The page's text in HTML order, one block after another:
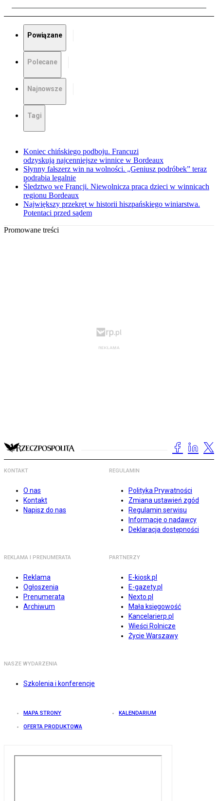
Powiązane
Polecane
Najnowsze
Tagi
Koniec chińskiego podboju. Francuzi
odzyskują najcenniejsze winnice w Bordeaux
Słynny fałszerz win na wolności. „Geniusz podróbek” teraz
podrabia legalnie
Śledztwo we Francji. Niewolnicza praca dzieci w winnicach
regionu Bordeaux
Największy przekręt w historii hiszpańskiego winiarstwa.
Potentaci przed sądem
Promowane treści
KONTAKT
O nas
Kontakt
Napisz do nas
REGULAMIN
Polityka Prywatności
Zmiana ustawień zgód
Regulamin serwisu
Informacje o nadawcy
Deklaracja dostępności
REKLAMA I PRENUMERATA
Reklama
Ogłoszenia
Prenumerata
Archiwum
PARTNERZY
E-kiosk.pl
E-gazety.pl
Nexto.pl
Mała księgowość
Kancelarierp.pl
Wieści Rolnicze
Życie Warszawy
NASZE WYDARZENIA
Szkolenia i konferencje
MAPA STRONY KALENDARIUM
OFERTA PRODUKTOWA